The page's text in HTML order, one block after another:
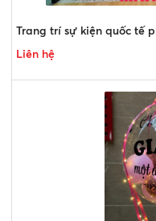
Trang trí sự kiện quốc tế
Liên hệ